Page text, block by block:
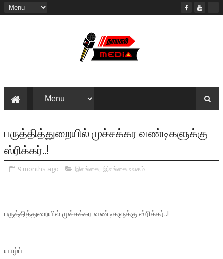
பருத்தித்துறையில் முச்சக்கர வண்டிகளுக்கு
ஸ்ரிக்கர்..!
9 months ago இலங்கை, இலங்கை.உலகம்
பருத்தித்துறையில் முச்சக்கர வண்டிகளுக்கு ஸ்ரிக்கர்..!
யாழ்ப்